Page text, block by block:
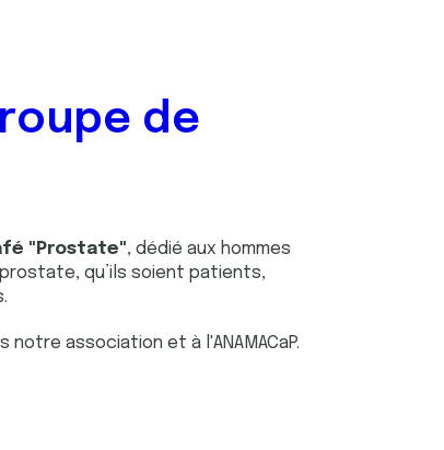
de
"Prostate", dédié aux hommes
qu’ils soient patients,
notre association et à l'ANAMACaP.